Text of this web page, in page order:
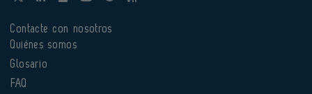
Contacte con nosotros
Quiénes somos
Glosario
FAQ